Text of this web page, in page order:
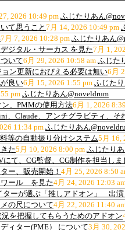
2026 10:49 pm ふじたりあん
て思うこと7月 14, 2026 10:49 pm
7月 7, 2026 10:28 pm ふじたりあん
ジタル・サーカス を見た7月 1,
いて6月 29, 2026 10:58 am ふじた
ョン更新におびえる必要は無い6月
良い6月 15, 2026 1:55 pm ふじた
pm ふじたりあん@noveldrum
ン、PMMの使用方法6月 1, 2026
、Claude、アンチグラビティ、
11:34 pm ふじたりあん
等の自動振り分けシステム5月 16,
た5月 10, 2026 8:00 pm ふじたり
て、CG監督、CG制作を担当しま
ー、販売開始！ 4月 25, 2026 8:50
ワール を見た4月 24, 2026 12:03
ターが選ぶ「推しアドオン」 出演
の尺について4月 22, 2026 11:40
を把握してもらうためのアドオン
ィター(PME） について3月 30,